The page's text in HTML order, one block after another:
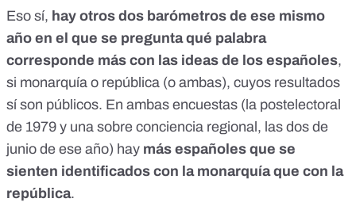
Eso sí, hay otros dos barómetros de ese mismo
año en el que se pregunta qué palabra
corresponde más con las ideas de los españoles,
si monarquía o república (o ambas), cuyos resultados
sí son públicos. En ambas encuestas (la postelectoral
de 1979 y una sobre conciencia regional , las dos de
junio de ese año) hay más españoles que se
sienten identificados con la monarquía que con la
república.